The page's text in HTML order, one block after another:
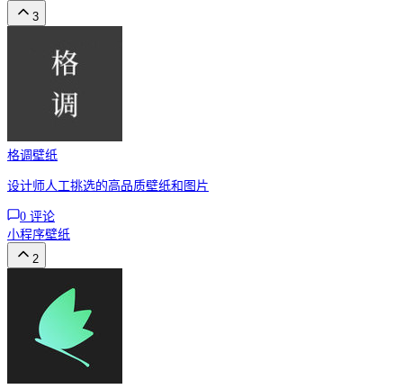
3
格调壁纸
设计师人工挑选的高品质壁纸和图片
0 评论
小程序壁纸
2